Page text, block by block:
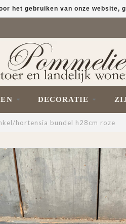
DECORATIE
hortensia bundel h28cm roze
het gebruiken van onze website,